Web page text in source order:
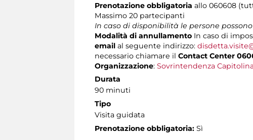
Prenotazione obbligatoria allo 060608
Massimo 20 partecipanti
In caso di disponibilità le persone
Modalità di annullamento In caso di
email al seguente indirizzo:
necessario chiamare il Contact Center
Organizzazione: Sovrintendenza
Durata
90 minuti
Tipo
Visita guidata
Prenotazione obbligatoria: Sì